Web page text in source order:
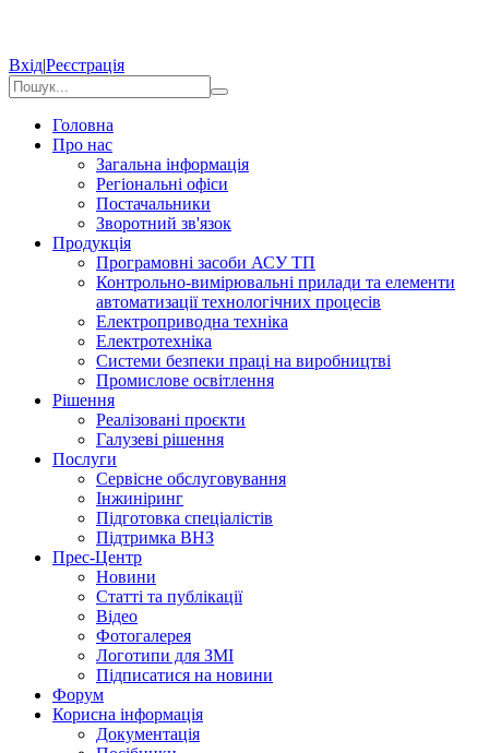
Вхід|Реєстрація
Головна
Про нас
Загальна інформація
Регіональні офіси
Постачальники
Зворотний зв'язок
Продукція
Програмовні засоби АСУ ТП
Контрольно-вимірювальні прилади та елементи
автоматизації технологічних процесів
Електроприводна техніка
Електротехніка
Системи безпеки праці на виробництві
Промислове освітлення
Рішення
Реалізовані проєкти
Галузеві рішення
Послуги
Сервісне обслуговування
Інжиніринг
Підготовка спеціалістів
Підтримка ВНЗ
Прес-Центр
Новини
Статті та публікації
Відео
Фотогалерея
Логотипи для ЗМІ
Підписатися на новини
Форум
Корисна інформація
Документація